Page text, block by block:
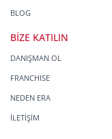
BLOG
BİZE KATILIN
DANIŞMAN OL
FRANCHISE
NEDEN ERA
İLETİŞİM